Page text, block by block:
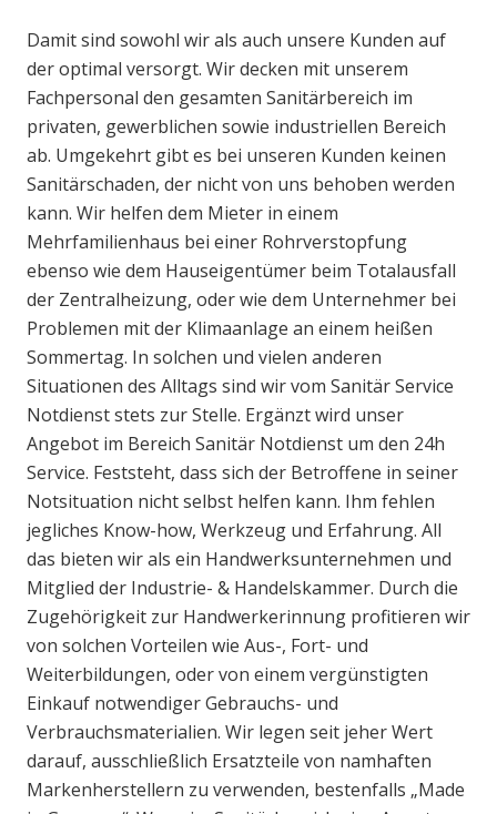
Damit sind sowohl wir als auch unsere Kunden auf
der optimal versorgt. Wir decken mit unserem
Fachpersonal den gesamten Sanitärbereich im
privaten, gewerblichen sowie industriellen Bereich
ab. Umgekehrt gibt es bei unseren Kunden keinen
Sanitärschaden, der nicht von uns behoben werden
kann. Wir helfen dem Mieter in einem
Mehrfamilienhaus bei einer Rohrverstopfung
ebenso wie dem Hauseigentümer beim Totalausfall
der Zentralheizung, oder wie dem Unternehmer bei
Problemen mit der Klimaanlage an einem heißen
Sommertag. In solchen und vielen anderen
Situationen des Alltags sind wir vom Sanitär Service
Notdienst stets zur Stelle. Ergänzt wird unser
Angebot im Bereich Sanitär Notdienst um den 24h
Service. Feststeht, dass sich der Betroffene in seiner
Notsituation nicht selbst helfen kann. Ihm fehlen
jegliches Know-how, Werkzeug und Erfahrung. All
das bieten wir als ein Handwerksunternehmen und
Mitglied der Industrie- & Handelskammer. Durch die
Zugehörigkeit zur Handwerkerinnung profitieren wir
von solchen Vorteilen wie Aus-, Fort- und
Weiterbildungen, oder von einem vergünstigten
Einkauf notwendiger Gebrauchs- und
Verbrauchsmaterialien. Wir legen seit jeher Wert
darauf, ausschließlich Ersatzteile von namhaften
Markenherstellern zu verwenden, bestenfalls „Made